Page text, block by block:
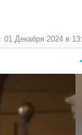
01 Декабря 2024 в